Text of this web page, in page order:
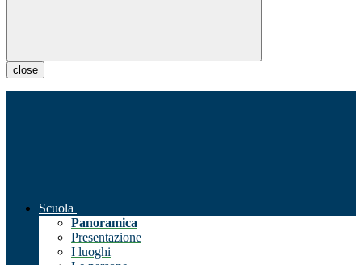
close
Scuola
Panoramica
Presentazione
I luoghi